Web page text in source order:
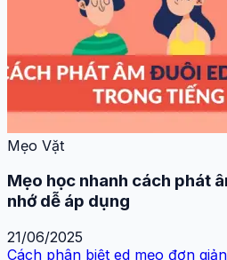
Mẹo Vặt
Mẹo học nhanh cách phát
nhớ dễ áp dụng
21/06/2025
Cách phân biệt ed mẹo đơn